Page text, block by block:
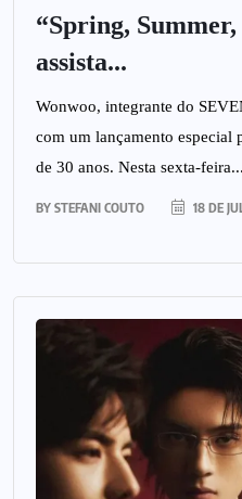
“Spring,
assista...
Wonwoo, integrante do
com um lançamento especial
de 30 anos. Nesta sexta-feira...
BY STEFANI COUTO 18 DE